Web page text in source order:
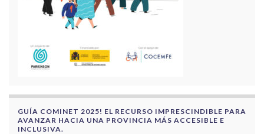
GUÍA COMINET 2025! EL RECURSO IMPRESCINDIBLE PARA
AVANZAR HACIA UNA PROVINCIA MÁS ACCESIBLE E
INCLUSIVA.